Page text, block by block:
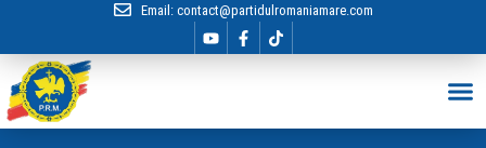
Email: contact@partidulromaniamare.com